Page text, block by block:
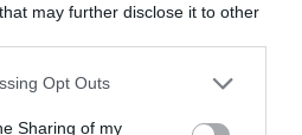
that may further disclose it to other
Opt Outs
Sharing of my
igazgató